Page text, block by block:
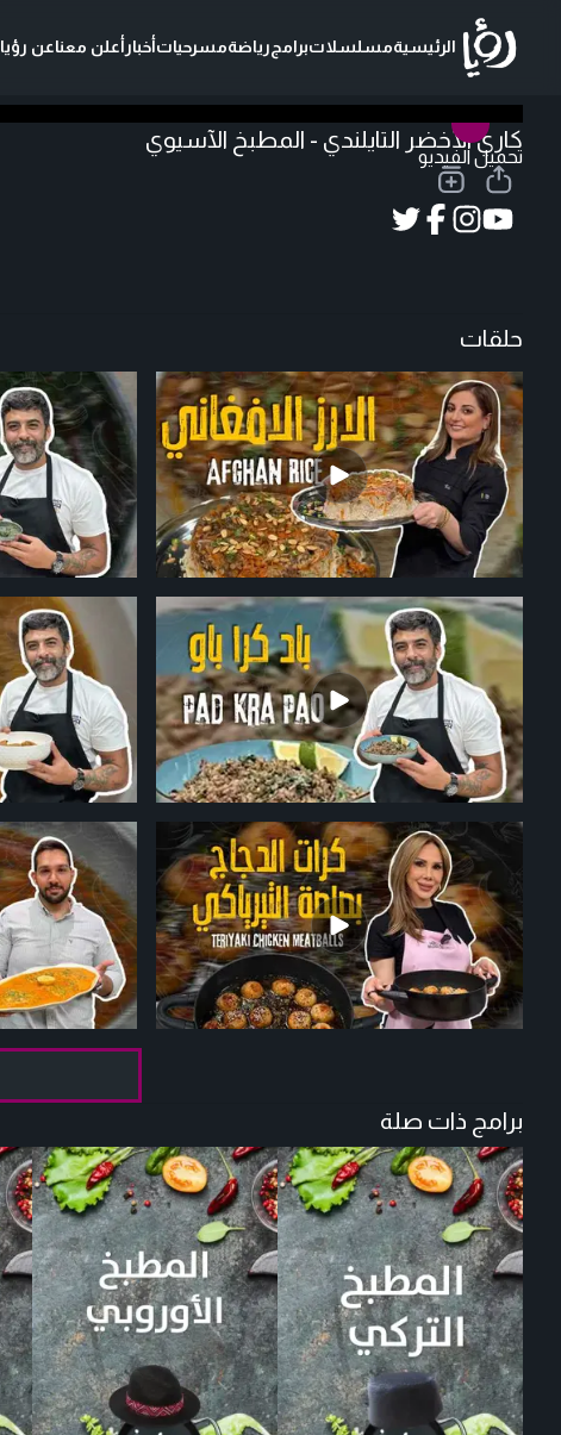
الرئيسيةمسلسلاتبرامجرياضةمسرحياتأخبارأعلن معناعن رؤيا
تحميل الفيديو
كاري الأخضر التايلندي - المطبخ الآسيوي
حلقات
برامج ذات صلة